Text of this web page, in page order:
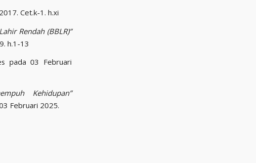
Cet.k-1. h.xi
Rendah (BBLR)”
h.1-13
pada 03 Februari
Kehidupan”
Februari 2025.